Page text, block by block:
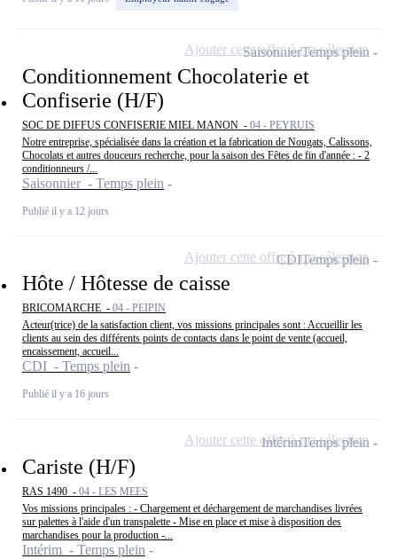
Conditionnement Chocolaterie et
Confiserie (H/F)
SOC DE DIFFUS CONFISERIE MIEL MANON - 04 - PEYRUIS
Notre entreprise, spécialisée dans la création et la fabrication de Nougats, Calissons,
Chocolats et autres douceurs recherche, pour la saison des Fêtes de fin d'année : - 2
conditionneurs /...
Saisonnier - Temps plein
Publié il y a 12 jours
SaisonnierTemps plein
Ajouter cette offre à ma sélection
Hôte / Hôtesse de caisse
BRICOMARCHE - 04 - PEIPIN
Acteur(trice) de la satisfaction client, vos missions principales sont : Accueillir les
clients au sein des différents points de contacts dans le point de vente (accueil,
encaissement, accueil...
CDI - Temps plein
Publié il y a 16 jours
CDITemps plein
Ajouter cette offre à ma sélection
Cariste (H/F)
RAS 1490 - 04 - LES MEES
Vos missions principales : - Chargement et déchargement de marchandises livrées
sur palettes à l'aide d'un transpalette - Mise en place et mise à disposition des
marchandises pour la production -...
Intérim - Temps plein
IntérimTemps plein
Ajouter cette offre à ma sélection